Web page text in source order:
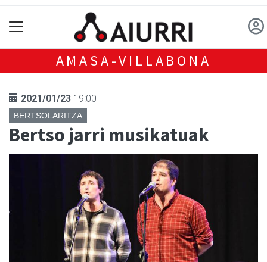
AMASA-VILLABONA
2021/01/23 19:00
BERTSOLARITZA
Bertso jarri musikatuak